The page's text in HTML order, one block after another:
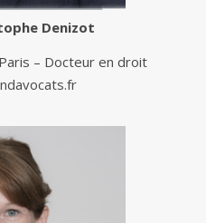
Denizot
– Docteur en droit